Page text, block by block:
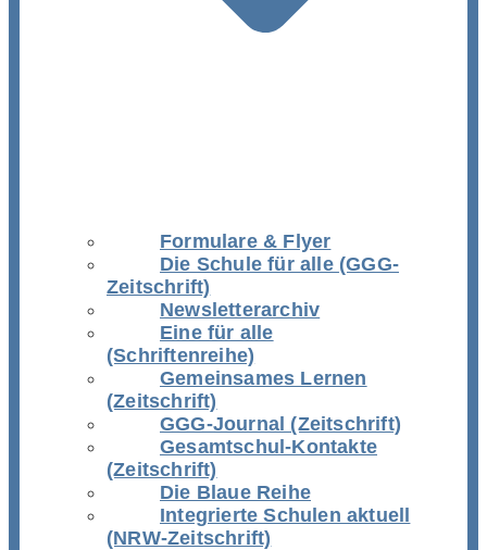
Formulare & Flyer
Die Schule für alle (GGG-
Zeitschrift)
Newsletterarchiv
Eine für alle
(Schriftenreihe)
Gemeinsames Lernen
(Zeitschrift)
GGG-Journal (Zeitschrift)
Gesamtschul-Kontakte
(Zeitschrift)
Die Blaue Reihe
Integrierte Schulen aktuell
(NRW-Zeitschrift)